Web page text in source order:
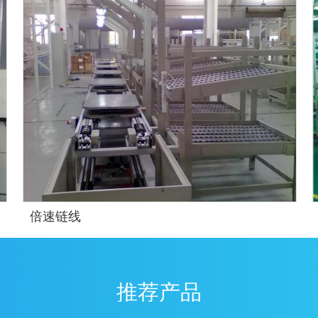
倍速链线
推荐产品